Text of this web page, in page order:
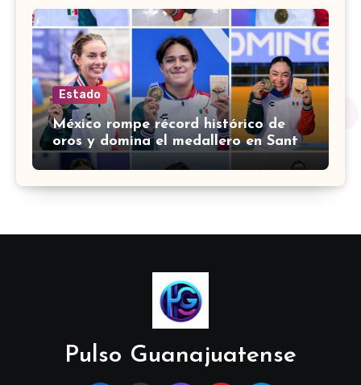
Estado
México rompe récord histórico de
oros y domina el medallero en Santo
Domingo 2026
Pulso Guanajuatense